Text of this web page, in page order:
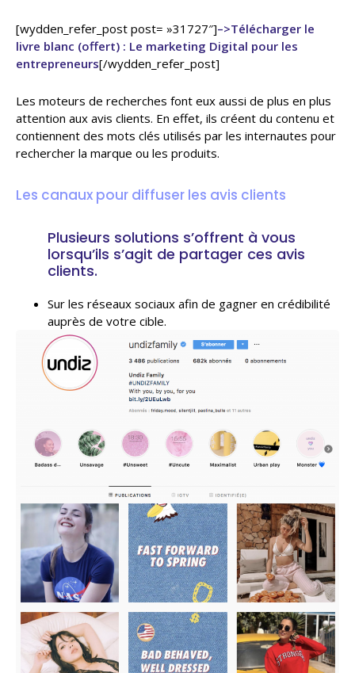
[wydden_refer_post post= »31727″]–>Télécharger le
livre blanc (offert) : Le marketing Digital pour les
entrepreneurs[/wydden_refer_post]
Les moteurs de recherches font eux aussi de plus en plus
attention aux avis clients. En effet, ils créent du contenu et
contiennent des mots clés utilisés par les internautes pour
rechercher la marque ou les produits.
Les canaux pour diffuser les avis clients
Plusieurs solutions s’offrent à vous
lorsqu’ils s’agit de partager ces avis
clients.
Sur les réseaux sociaux afin de gagner en crédibilité
auprès de votre cible.